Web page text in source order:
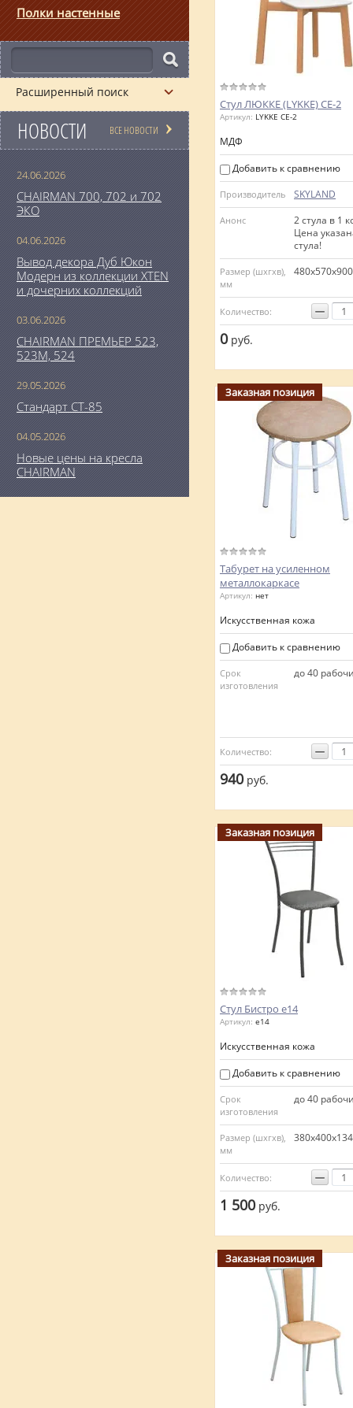
Полки настенные
Расширенный поиск
НОВОСТИ ВСЕ НОВОСТИ
24.06.2026
CHAIRMAN 700, 702 и 702
ЭКО
04.06.2026
Вывод декора Дуб Юкон
Модерн из коллекции XTEN
и дочерних коллекций
03.06.2026
CHAIRMAN ПРЕМЬЕР 523,
523М, 524
29.05.2026
Стандарт СТ-85
04.05.2026
Новые цены на кресла
CHAIRMAN
Стул ЛЮККЕ (LYKKE) CE-2
Артикул: LYKKE CE-2
МДФ
Добавить к сравнению
Производитель SKYLAND
Анонс
2 стула в 1
Цена
стула!
Размер (шхгхв),
мм
480х570х900
Количество: −
0руб.
Заказная позиция
Табурет на усиленном
металлокаркасе
Артикул: нет
Искусственная кожа
Добавить к сравнению
Срок
изготовления
до 40
Количество: −
940руб.
Заказная позиция
Стул Бистро е14
Артикул: е14
Искусственная кожа
Добавить к сравнению
Срок
изготовления
до 40
Размер (шхгхв),
мм
Количество: −
1 500руб.
Заказная позиция